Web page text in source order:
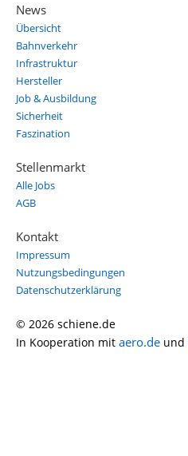
News
Übersicht
Bahnverkehr
Infrastruktur
Hersteller
Job & Ausbildung
Sicherheit
Faszination
Stellenmarkt
Alle Jobs
AGB
Kontakt
Impressum
Nutzungsbedingungen
Datenschutzerklärung
© 2026 schiene.de
In Kooperation mit aero.de und